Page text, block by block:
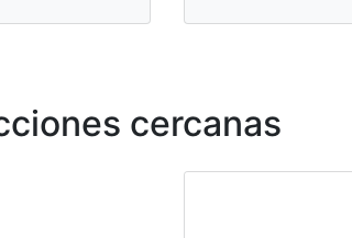
cercanas